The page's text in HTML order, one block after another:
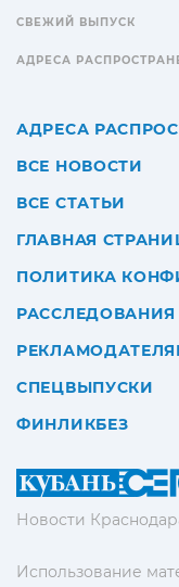
Новости
Использование
СВЕЖИЙ ВЫПУСК
АДРЕСА
АДРЕСА
ВСЕ НОВОСТИ
ВСЕ СТАТЬИ
ГЛАВНАЯ
ПОЛИТИКА
РАССЛЕДОВАНИЯ
СПЕЦВЫПУСКИ
ФИНЛИКБЕЗ